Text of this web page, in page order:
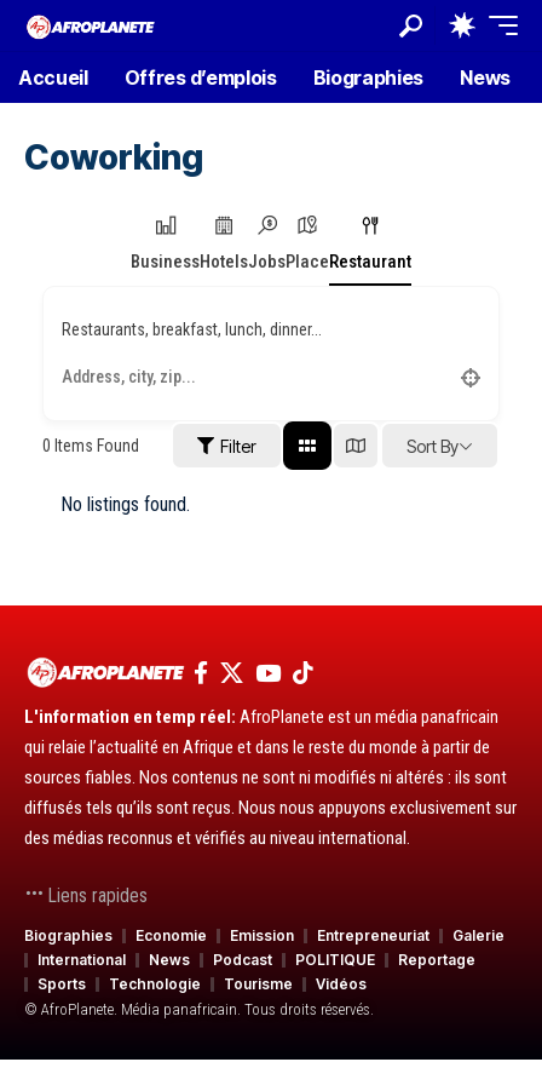
Accueil Offres d’emplois Biographies News
Coworking
BusinessHotelsJobsPlaceRestaurant
Restaurants, breakfast, lunch, dinner...
0 Items Found Filter Sort By
No listings found.
L'information en temp réel: AfroPlanete est un média panafricain
qui relaie l’actualité en Afrique et dans le reste du monde à partir de
sources fiables. Nos contenus ne sont ni modifiés ni altérés : ils sont
diffusés tels qu’ils sont reçus. Nous nous appuyons exclusivement sur
des médias reconnus et vérifiés au niveau international.
Liens rapides
Biographies Economie Emission Entrepreneuriat
Galerie
International
News Podcast POLITIQUE
Reportage
Sports
Technologie Tourisme
Vidéos
© AfroPlanete. Média panafricain. Tous droits réservés.